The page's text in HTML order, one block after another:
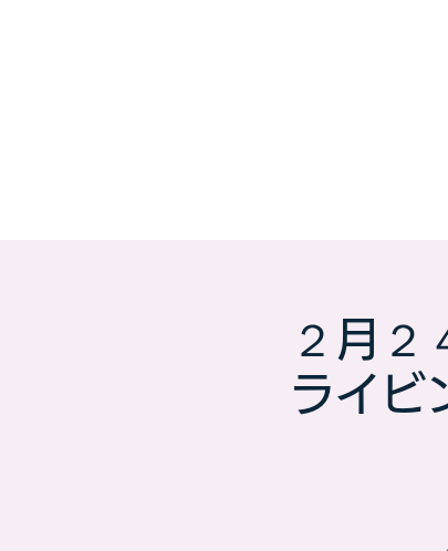
２月
ライビ